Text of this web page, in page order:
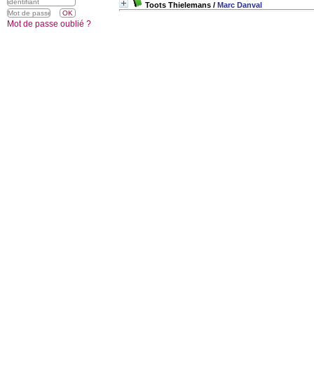
Toots Thielemans / Marc Danval
Mot de passe oublié ?